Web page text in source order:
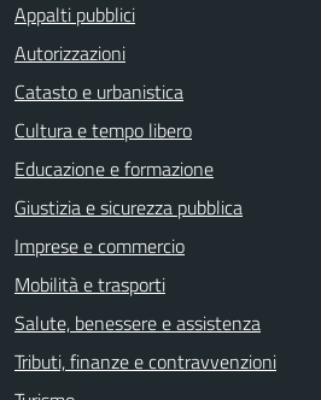
Appalti pubblici
Autorizzazioni
Catasto e urbanistica
Cultura e tempo libero
Educazione e formazione
Giustizia e sicurezza pubblica
Imprese e commercio
Mobilità e trasporti
Salute, benessere e assistenza
Tributi, finanze e contravvenzioni